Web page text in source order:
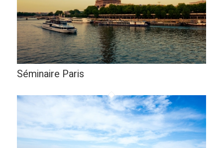
Séminaire Paris